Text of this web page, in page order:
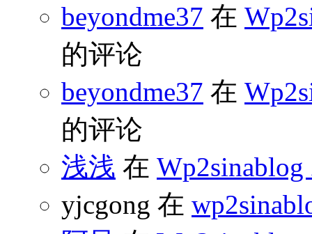
beyondme37 在
的评论
beyondme37 在
的评论
浅浅 在
yjcgong 在